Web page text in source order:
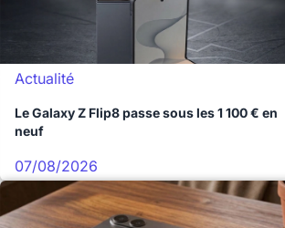
Actualité
Le Galaxy Z Flip8 passe sous les 1 100 € en
neuf
07/08/2026